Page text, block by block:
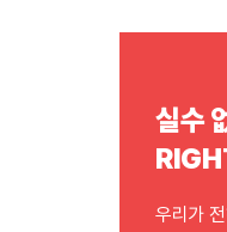
실수
우리가